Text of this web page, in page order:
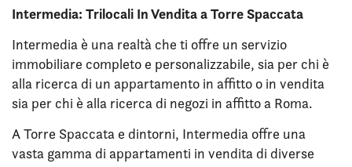
Intermedia: Trilocali In Vendita a Torre Spaccata
Intermedia è una realtà che ti offre un servizio
immobiliare completo e personalizzabile, sia per chi è
alla ricerca di un appartamento in affitto o in vendita
sia per chi è alla ricerca di negozi in affitto a Roma.
A Torre Spaccata e dintorni, Intermedia offre una
vasta gamma di appartamenti in vendita di diverse